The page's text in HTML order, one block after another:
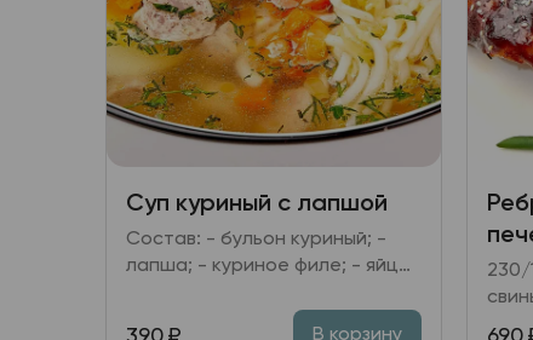
Суп куриный с лапшой
Состав: - бульон куриный; -
лапша; - куриное филе; - яйцо
репчатый, зелень.
390₽ В корзину
230/
690